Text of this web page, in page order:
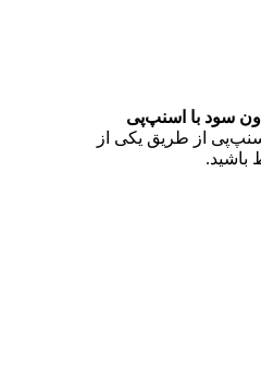
از طریق یکی از
باشید.